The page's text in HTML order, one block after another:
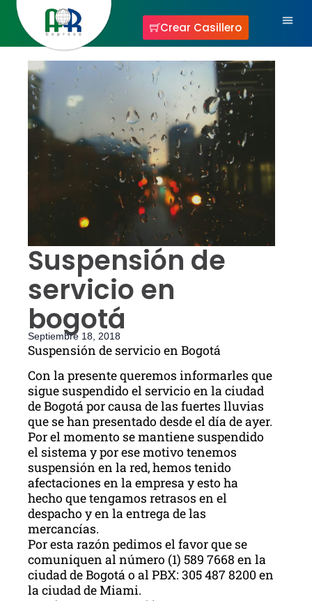
Crear Casillero
Suspensión de
servicio en
bogotá
Septiembre 18, 2018
Suspensión de servicio en Bogotá
Con la presente queremos informarles que
sigue suspendido el servicio en la ciudad
de Bogotá por causa de las fuertes lluvias
que se han presentado desde el día de ayer.
Por el momento se mantiene suspendido
el sistema y por ese motivo tenemos
suspensión en la red, hemos tenido
afectaciones en la empresa y esto ha
hecho que tengamos retrasos en el
despacho y en la entrega de las
mercancías.
Por esta razón pedimos el favor que se
comuniquen al número (1) 589 7668 en la
ciudad de Bogotá o al PBX: 305487 8200 en
la ciudad de Miami.